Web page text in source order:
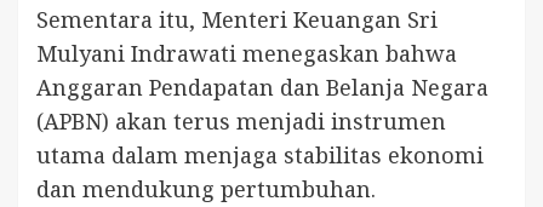
Sementara itu, Menteri Keuangan Sri
Mulyani Indrawati menegaskan bahwa
Anggaran Pendapatan dan Belanja Negara
(APBN) akan terus menjadi instrumen
utama dalam menjaga stabilitas ekonomi
dan mendukung pertumbuhan.